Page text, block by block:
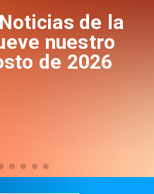
de la
nuestro
de 2026